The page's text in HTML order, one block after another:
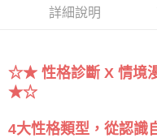
詳細說明
☆★ 性格診斷 X 情境
★☆
4大性格類型，從認識